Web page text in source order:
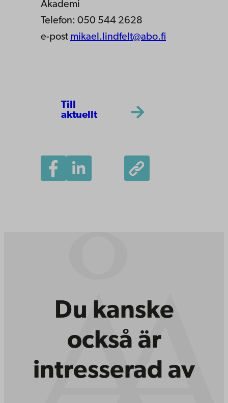
Akademi
Telefon: 050 544 2628
e-post mikael.lindfelt@abo.fi
Till
aktuellt
Du kanske
också är
intresserad av